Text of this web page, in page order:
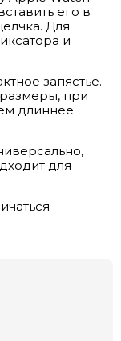
его в
Для
и
запястье.
при
длиннее
для